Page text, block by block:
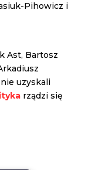
Pihowicz i
Ast, Bartosz
uzyskali
rządzi się